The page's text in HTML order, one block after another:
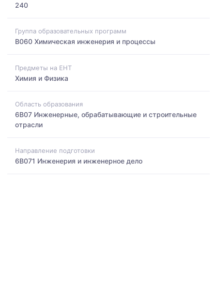
240
Группа образовательных программ
B060 Химическая инженерия и процессы
Предметы на ЕНТ
Химия и Физика
Область образования
6B07 Инженерные, обрабатывающие и строительные
отрасли
Направление подготовки
6B071 Инженерия и инженерное дело